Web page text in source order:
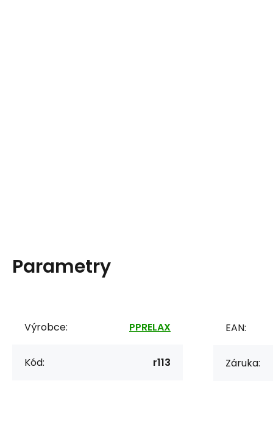
Parametry
Výrobce: PPRELAX
Kód: r113
EAN:
Záruka: